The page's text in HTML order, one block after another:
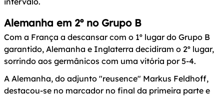
Alemanha em 2º no Grupo B
Com a França a descansar com o 1º lugar do Grupo B
garantido, Alemanha e Inglaterra decidiram o 2º lugar,
sorrindo aos germânicos com uma vitória por 5-4.
A Alemanha, do adjunto "reusence" Markus Feldhoff,
destacou-se no marcador no final da primeira parte e